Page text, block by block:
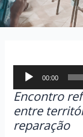
Tocador
áudio
00:00
Encontro
entre
reparação